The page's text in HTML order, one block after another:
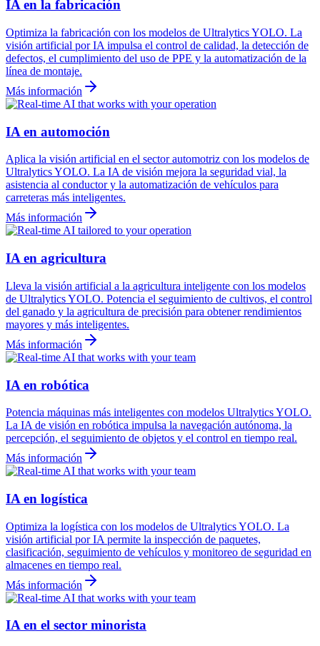
IA en la fabricación
Optimiza la fabricación con los modelos de Ultralytics YOLO. La
visión artificial por IA impulsa el control de calidad, la detección de
defectos, el cumplimiento del uso de PPE y la automatización de la
línea de montaje.
Más información
IA en automoción
Aplica la visión artificial en el sector automotriz con los modelos de
Ultralytics YOLO. La IA de visión mejora la seguridad vial, la
asistencia al conductor y la automatización de vehículos para
carreteras más inteligentes.
Más información
IA en agricultura
Lleva la visión artificial a la agricultura inteligente con los modelos
de Ultralytics YOLO. Potencia el seguimiento de cultivos, el control
del ganado y la agricultura de precisión para obtener rendimientos
mayores y más inteligentes.
Más información
IA en robótica
Potencia máquinas más inteligentes con modelos Ultralytics YOLO.
La IA de visión en robótica impulsa la navegación autónoma, la
percepción, el seguimiento de objetos y el control en tiempo real.
Más información
IA en logística
Optimiza la logística con los modelos de Ultralytics YOLO. La
visión artificial por IA permite la inspección de paquetes,
clasificación, seguimiento de vehículos y monitoreo de seguridad en
almacenes en tiempo real.
Más información
IA en el sector minorista